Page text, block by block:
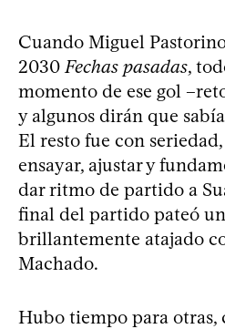
Cuando Miguel
2030 Fechas pasadas,
momento de ese gol
y algunos dirán que
El resto fue con
ensayar, ajustar y
dar ritmo de partido a
final del partido pateó
brillantemente atajado
Machado.
Hubo tiempo para otras,